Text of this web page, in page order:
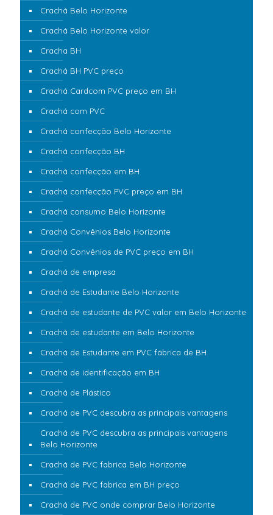
Crachá Belo Horizonte
Crachá Belo Horizonte valor
Cracha BH
Crachá BH PVC preço
Crachá Cardcom PVC preço em BH
Crachá com PVC
Crachá confecção Belo Horizonte
Crachá confecção BH
Crachá confecção em BH
Crachá confecção PVC preço em BH
Crachá consumo Belo Horizonte
Crachá Convênios Belo Horizonte
Crachá Convênios de PVC preço em BH
Crachá de empresa
Crachá de Estudante Belo Horizonte
Crachá de estudante de PVC valor em Belo Horizonte
Crachá de estudante em Belo Horizonte
Crachá de Estudante em PVC fábrica de BH
Crachá de identificação em BH
Crachá de Plástico
Crachá de PVC descubra as principais vantagens
Crachá de PVC descubra as principais vantagens
Belo Horizonte
Crachá de PVC fabrica Belo Horizonte
Crachá de PVC fabrica em BH preço
Crachá de PVC onde comprar Belo Horizonte